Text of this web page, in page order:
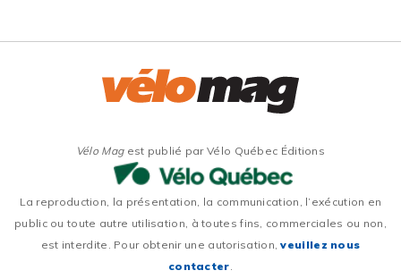
Vélo Magest publié par Vélo Québec Éditions
La reproduction, la présentation, la communication, l’exécution en
public ou toute autre utilisation, à toutes fins, commerciales ou non,
est interdite. Pour obtenir une autorisation,veuillez nous
contacter.